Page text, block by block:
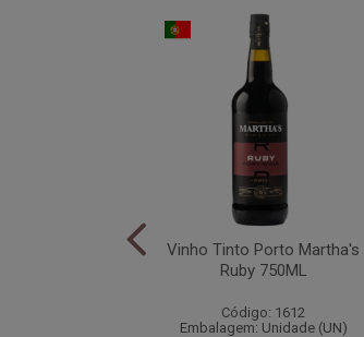
Vinho Tinto Porto Martha's
Ruby 750ML
Código: 1612
Embalagem: Unidade (UN)